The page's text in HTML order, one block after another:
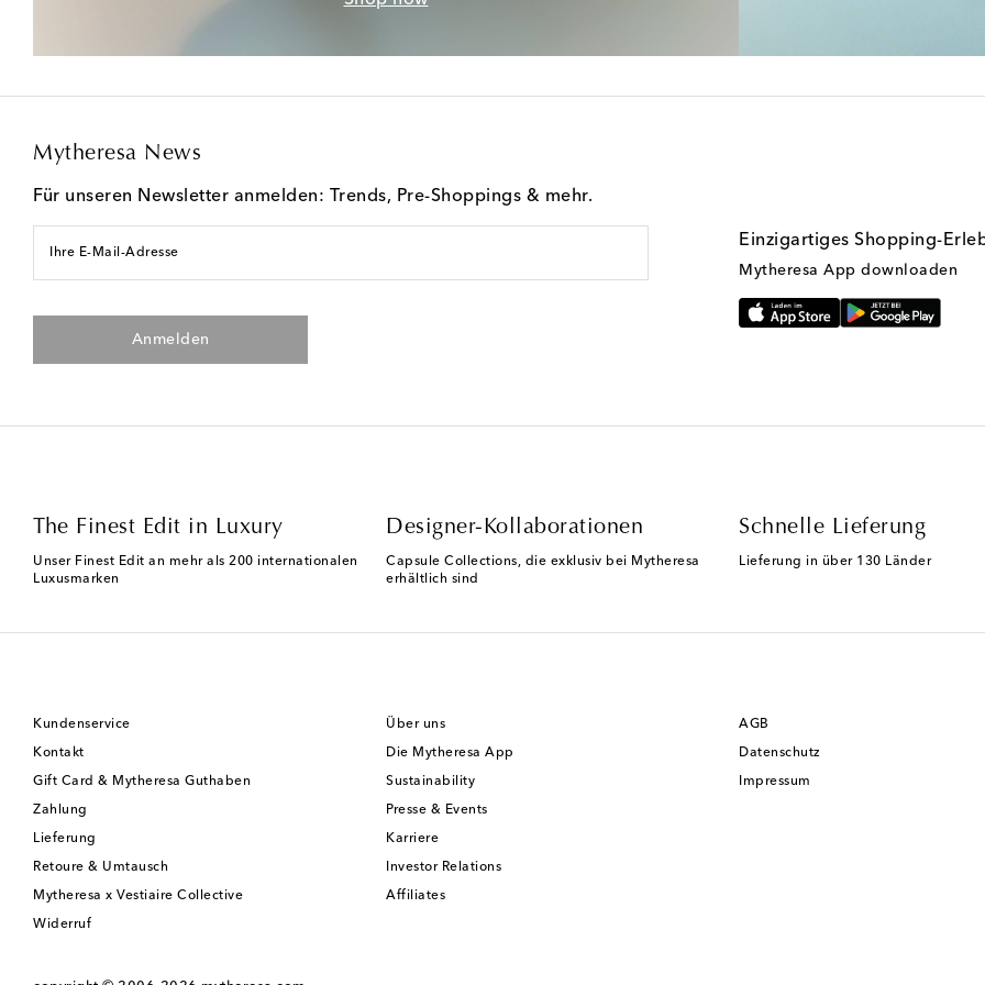
Mytheresa News
Für unseren Newsletter anmelden: Trends, Pre-Shoppings & mehr.
Ihre E-Mail-Adresse
Anmelden
Einzigartiges Shopping-
Mytheresa App downloaden
The Finest Edit in Luxury
Unser Finest Edit an mehr als 200 internationalen
Luxusmarken
Designer-Kollaborationen
Capsule Collections, die exklusiv bei Mytheresa
erhältlich sind
Schnelle Lieferung
Lieferung in über 130 Länder
Kundenservice
Kontakt
Gift Card & Mytheresa Guthaben
Zahlung
Lieferung
Retoure & Umtausch
Mytheresa x Vestiaire Collective
Widerruf
Über uns
Die Mytheresa App
Sustainability
Presse & Events
Karriere
Investor Relations
Affiliates
AGB
Datenschutz
Impressum